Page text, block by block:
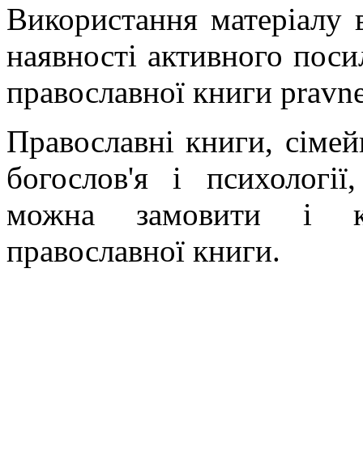
Використання матеріалу
наявності активного
православної книги
Православні книги,
богослов'я і
можна замовити і
православної книги.